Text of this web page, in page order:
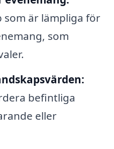
som är lämpliga för
som
befintliga
eller